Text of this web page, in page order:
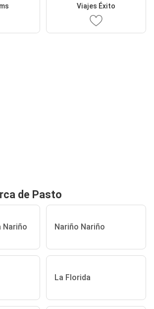
Viajes Éxito
de Pasto
Nariño Nariño Nariño
La Florida